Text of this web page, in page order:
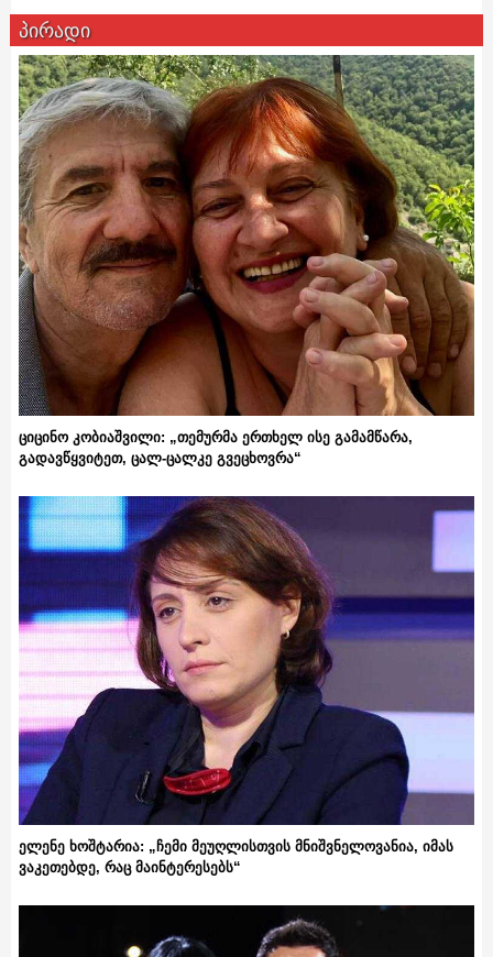
პირადი
ციცინო კობიაშვილი: „თემურმა ერთხელ ისე გამამწარა,
გადავწყვიტეთ, ცალ-ცალკე გვეცხოვრა“
ელენე ხოშტარია: „ჩემი მეუღლისთვის მნიშვნელოვანია, იმას
ვაკეთებდე, რაც მაინტერესებს“